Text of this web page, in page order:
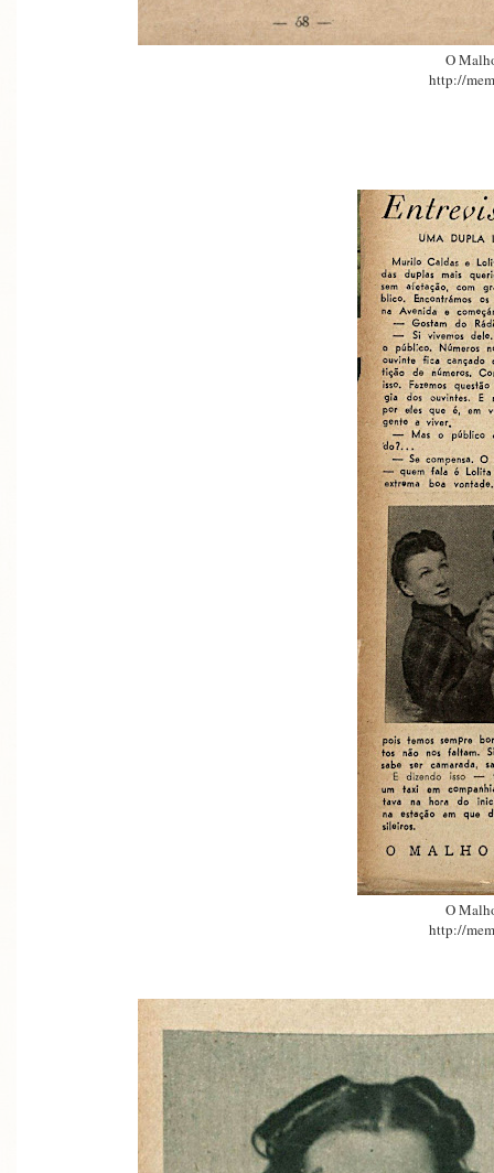
O
http://
O
http://